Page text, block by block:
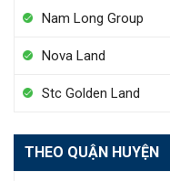
Nam Long Group
Nova Land
Stc Golden Land
THEO QUẬN HUYỆN